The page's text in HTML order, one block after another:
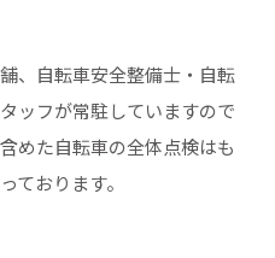
、自転車安全整備士・自転
ッフが常駐していますので
めた自転車の全体点検はも
ております。